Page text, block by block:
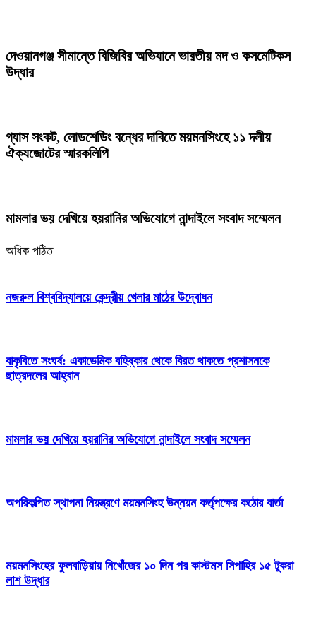
দেওয়ানগঞ্জ সীমান্তে বিজিবির অভিযানে ভারতীয় মদ ও কসমেটিকস
উদ্ধার
গ্যাস সংকট, লোডশেডিং বন্ধের দাবিতে ময়মনসিংহে ১১ দলীয়
ঐক্যজোটের স্মারকলিপি
মামলার ভয় দেখিয়ে হয়রানির অভিযোগে নান্দাইলে সংবাদ সম্মেলন
অধিক পঠিত
নজরুল বিশ্ববিদ্যালয়ে কেন্দ্রীয় খেলার মাঠের উদ্বোধন
বাকৃবিতে সংঘর্ষ: একাডেমিক বহিষ্কার থেকে বিরত থাকতে প্রশাসনকে
ছাত্রদলের আহ্বান
মামলার ভয় দেখিয়ে হয়রানির অভিযোগে নান্দাইলে সংবাদ সম্মেলন
অপরিকল্পিত স্থাপনা নিয়ন্ত্রণে ময়মনসিংহ উন্নয়ন কর্তৃপক্ষের কঠোর বার্তা
ময়মনসিংহের ফুলবাড়িয়ায় নিখোঁজের ১০ দিন পর কাস্টমস সিপাহির ১৫ টুকরা
লাশ উদ্ধার